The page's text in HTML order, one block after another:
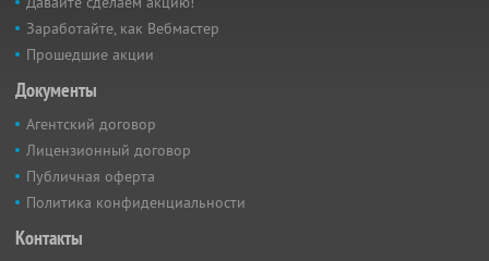
Заработайте, как Вебмастер
Прошедшие акции
Документы
Агентский договор
Лицензионный договор
Публичная оферта
Политика конфиденциальности
Контакты